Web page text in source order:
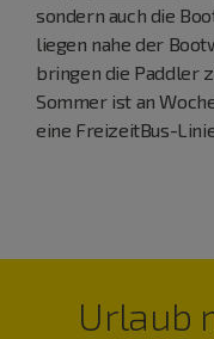
sondern auch die
liegen nahe der
bringen die Paddler
Sommer ist an
eine FreizeitBus-
Urlaub